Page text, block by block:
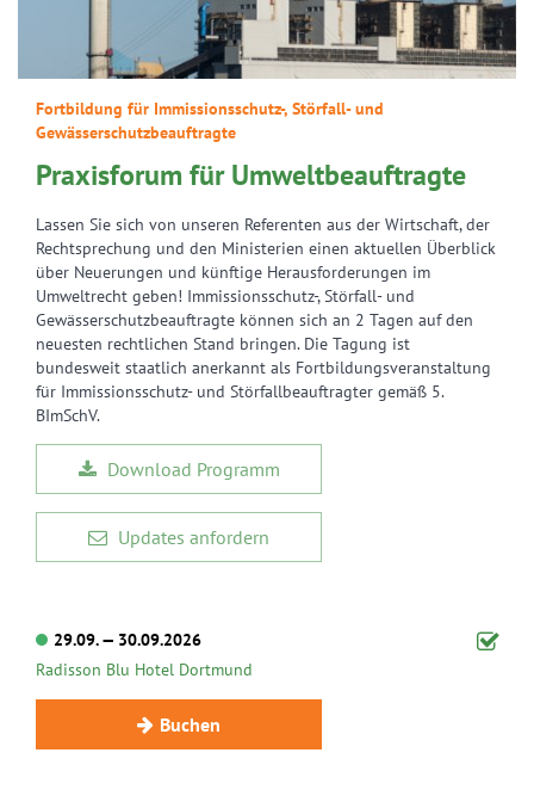
Fortbildung für Immissionsschutz-, Störfall- und
Gewässerschutzbeauftragte
Praxisforum für Umweltbeauftragte
Lassen Sie sich von unseren Referenten aus der Wirtschaft, der
Rechtsprechung und den Ministerien einen aktuellen Überblick
über Neuerungen und künftige Herausforderungen im
Umweltrecht geben! Immissionsschutz-, Störfall- und
Gewässerschutzbeauftragte können sich an 2 Tagen auf den
neuesten rechtlichen Stand bringen. Die Tagung ist
bundesweit staatlich anerkannt als Fortbildungsveranstaltung
für Immissionsschutz- und Störfallbeauftragter gemäß 5.
BImSchV.
Download Programm
Updates anfordern
29.09. — 30.09.2026
Radisson Blu Hotel Dortmund
Buchen